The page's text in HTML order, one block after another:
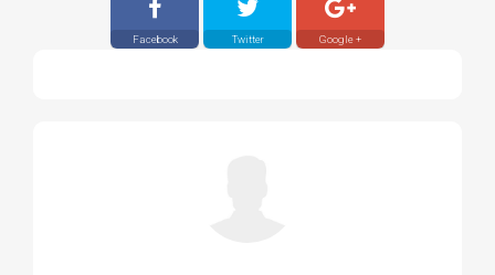
Facebook Twitter Google +